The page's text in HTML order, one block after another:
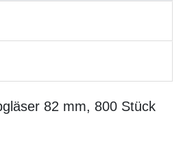
82 mm, 800 Stück